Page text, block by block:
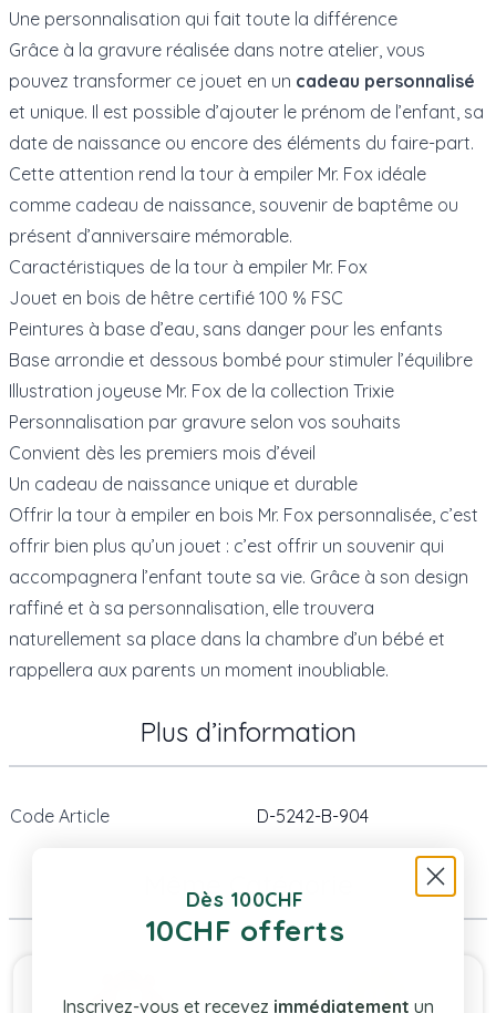
Une personnalisation qui fait toute la différence
Grâce à la gravure réalisée dans notre atelier, vous
pouvez transformer ce jouet en un cadeau personnalisé
et unique. Il est possible d’ajouter le prénom de l’enfant, sa
date de naissance ou encore des éléments du faire-part.
Cette attention rend la tour à empiler Mr. Fox idéale
comme cadeau de naissance, souvenir de baptême ou
présent d’anniversaire mémorable.
Caractéristiques de la tour à empiler Mr. Fox
Jouet en bois de hêtre certifié 100 % FSC
Peintures à base d’eau, sans danger pour les enfants
Base arrondie et dessous bombé pour stimuler l’équilibre
Illustration joyeuse Mr. Fox de la collection Trixie
Personnalisation par gravure selon vos souhaits
Convient dès les premiers mois d’éveil
Un cadeau de naissance unique et durable
Offrir la tour à empiler en bois Mr. Fox personnalisée, c’est
offrir bien plus qu’un jouet : c’est offrir un souvenir qui
accompagnera l’enfant toute sa vie. Grâce à son design
raffiné et à sa personnalisation, elle trouvera
naturellement sa place dans la chambre d’un bébé et
rappellera aux parents un moment inoubliable.
Plus d’information
Code Article D-5242-B-904
Même Catégorie
Dès 100CHF
10CHF offerts
Inscrivez-vous et recevez immédiatement un